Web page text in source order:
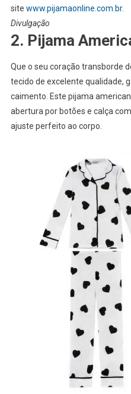
site www.pijamaonline.com.br.
Divulgação
2. Pijama
Que o seu coração transborde
tecido de excelente qualidade,
caimento. Este pijama
abertura por botões e calça
ajuste perfeito ao corpo.